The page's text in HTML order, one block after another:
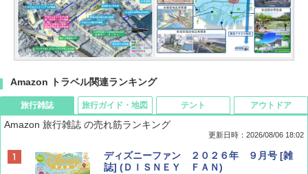
Amazon トラベル関連ランキング
旅行雑誌
Amazon 旅行雑誌 の売れ筋ランキング
更新日時：2026/08/06 18:02
ディズニーファン ２０２６年 ９月号 [雑
誌] (ＤＩＳＮＥＹ ＦＡＮ)
旅行ガイド・地図 テント アウトドア